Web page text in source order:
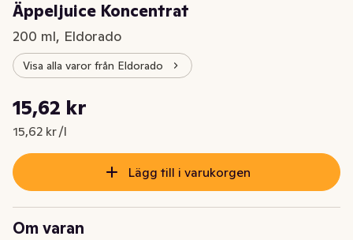
Äppeljuice Koncentrat
200 ml, Eldorado
Visa alla varor från Eldorado
Nuvarande pris är: 15,62 kr
15,62 kr
15,62 kr /l
Styckpris: 15,62 kr /l
Lägg till i varukorgen
Om varan